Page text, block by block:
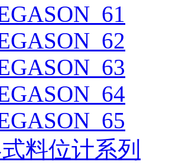
料位计系列